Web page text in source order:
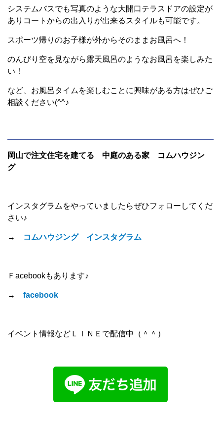
システムバスでも写真のような大開口テラスドアの設定が
ありコートからの出入りが出来るスタイルも可能です。
スポーツ帰りのお子様が外からそのままお風呂へ！
のんびり空を見ながら露天風呂のようなお風呂を楽しみた
い！
など、お風呂タイムを楽しむことに興味がある方はぜひご
相談ください(^^♪
岡山で注文住宅を建てる 中庭のある家 コムハウジン
グ
インスタグラムをやっていましたらぜひフォローしてくだ
さい♪
→ コムハウジング インスタグラム
Ｆacebookもあります♪
→ facebook
イベント情報などＬＩＮＥで配信中（＾＾）